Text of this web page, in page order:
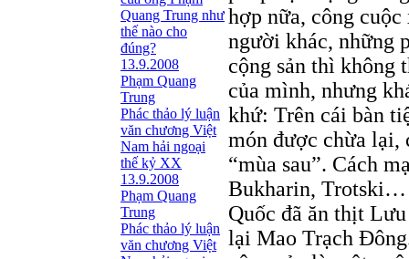
Quang Trung như
thế nào cho
đúng?
13.9.2008
Phạm Quang
Trung
Phác thảo lý luận
văn chương Việt
Nam hải ngoại
thế kỷ XX
13.9.2008
Phạm Quang
Trung
Phác thảo lý luận
văn chương Việt
hợp nữa, công
người khác, những
cộng sản thì không
của mình, nhưng
khứ: Trên cái bàn
món được chừa lại,
“mùa sau”. Cách
Bukharin, Trotski…
Quốc đã ăn thịt
lại Mao Trạch